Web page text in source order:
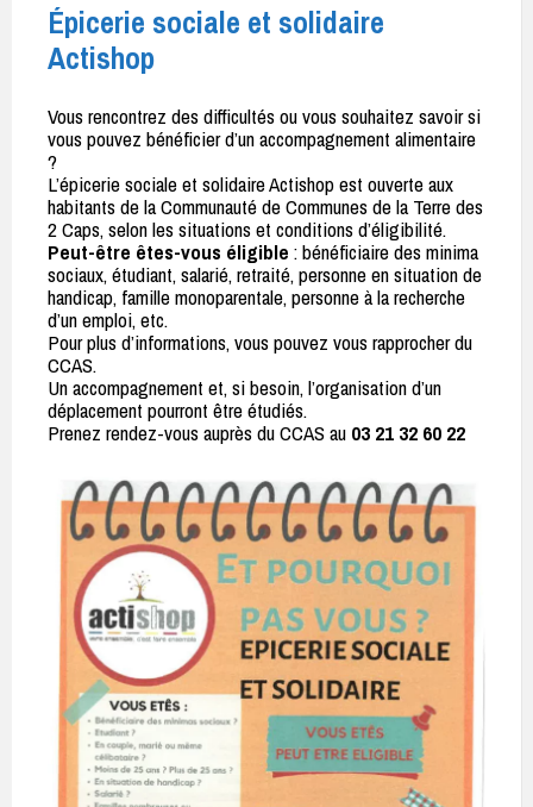
Épicerie sociale et solidaire
Actishop
Vous rencontrez des difficultés ou vous souhaitez savoir si
vous pouvez bénéficier d’un accompagnement alimentaire
?
L’épicerie sociale et solidaire Actishop est ouverte aux
habitants de la Communauté de Communes de la Terre des
2 Caps, selon les situations et conditions d’éligibilité.
Peut-être êtes-vous éligible : bénéficiaire des minima
sociaux, étudiant, salarié, retraité, personne en situation de
handicap, famille monoparentale, personne à la recherche
d’un emploi, etc.
Pour plus d’informations, vous pouvez vous rapprocher du
CCAS.
Un accompagnement et, si besoin, l’organisation d’un
déplacement pourront être étudiés.
Prenez rendez-vous auprès du CCAS au 03 21 32 60 22